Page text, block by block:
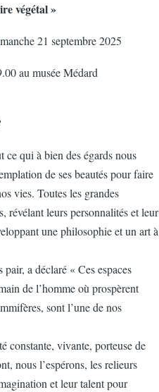
végétal »
21 septembre 2025
au musée Médard
ce qui à bien des égards nous
de ses beautés pour faire
vies. Toutes les grandes
révélant leurs personnalités et leur
une philosophie et un art à
a déclaré « Ces espaces
de l’homme où prospèrent
sont l’une de nos
constante, vivante, porteuse de
nous l’espérons, les relieurs
et leur talent pour